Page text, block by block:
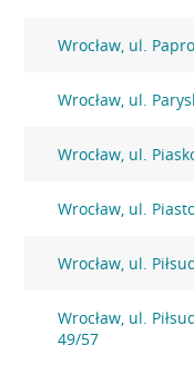
Wrocław, ul.
Wrocław, ul.
Wrocław, ul.
Wrocław, ul.
Wrocław, ul.
Wrocław, ul.
49/57